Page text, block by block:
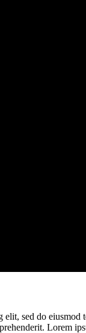
sed do
Lorem